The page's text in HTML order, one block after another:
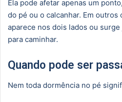
Ela pode afetar apenas um
do pé ou o calcanhar. Em outros
aparece nos dois lados ou
para caminhar.
Quando pode ser
Nem toda dormência no pé